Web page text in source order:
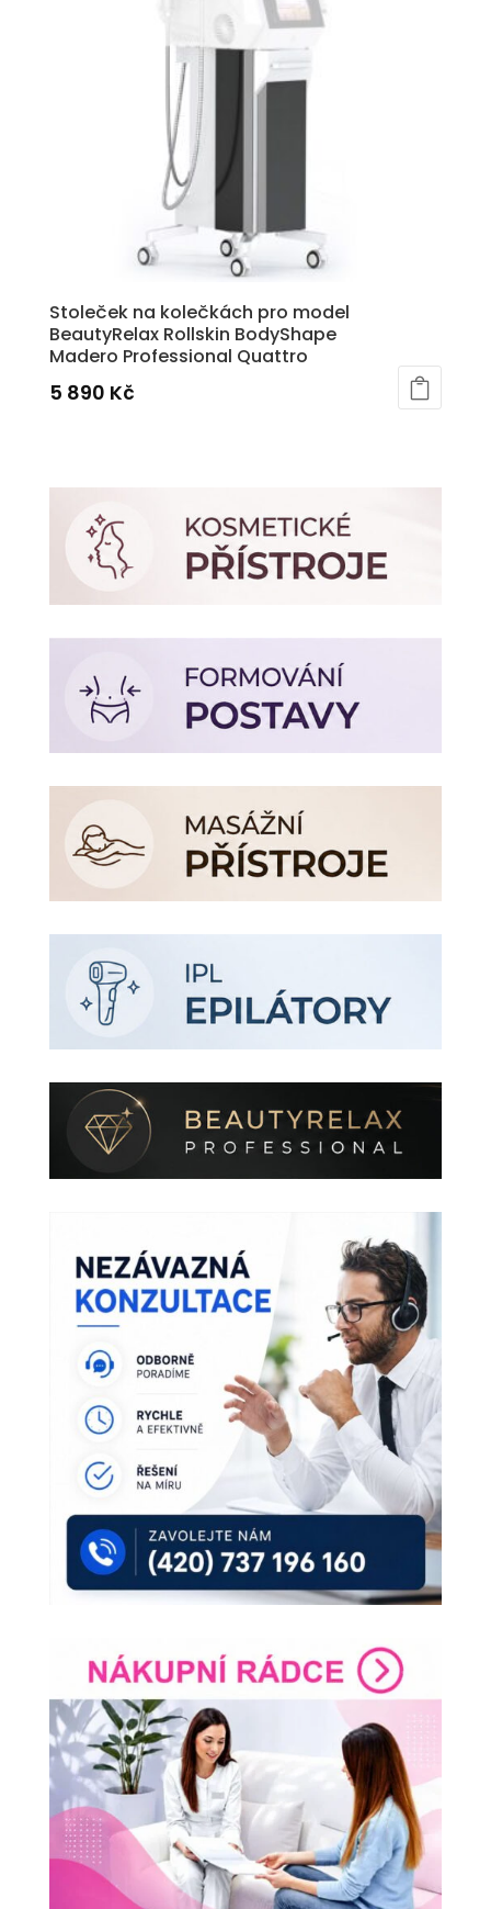
Stoleček na kolečkách pro model
BeautyRelax Rollskin BodyShape
Madero Professional Quattro
5 890 Kč